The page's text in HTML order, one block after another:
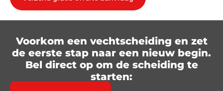
Voorkom een vechtscheiding en zet
de eerste stap naar een nieuw begin.
Bel direct op om de scheiding te
starten: